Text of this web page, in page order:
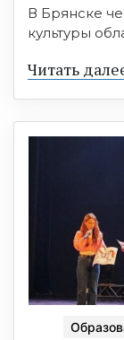
В Брянске
культуры
Читать